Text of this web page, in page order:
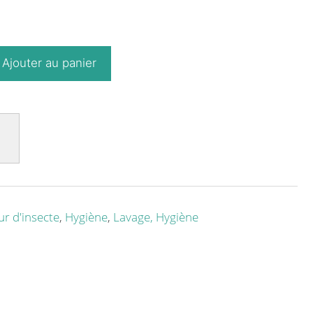
Ajouter au panier
d'insecte, Hygiène, Lavage, Hygiène